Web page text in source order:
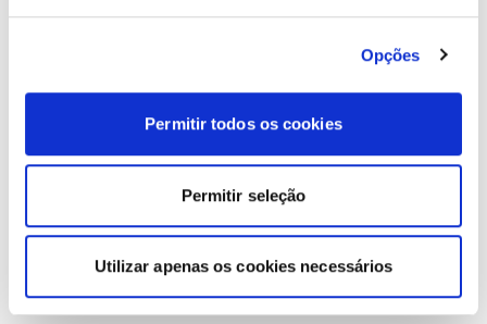
Opções
Permitir todos os cookies
Permitir seleção
Utilizar apenas os cookies necessários